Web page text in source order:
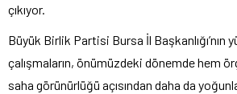
çıkıyor.
Büyük Birlik Partisi Bursa İl Başkanlığı’nın
çalışmaların, önümüzdeki dönemde hem
saha görünürlüğü açısından daha da